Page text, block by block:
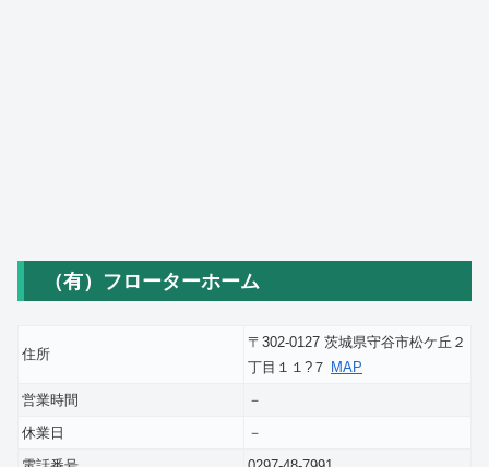
（有）フローターホーム
住所
〒302-0127 茨城県守谷市松ケ丘２
丁目１１?７ MAP
営業時間
－
休業日
－